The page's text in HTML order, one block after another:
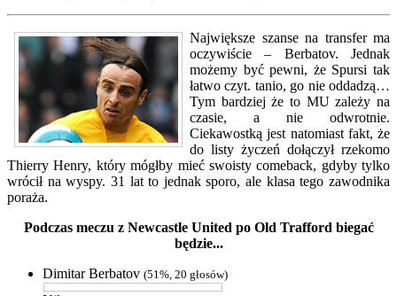
Największe szanse na transfer ma
oczywiście – Berbatov. Jednak
możemy być pewni, że Spursi tak
łatwo czyt. tanio, go nie oddadzą…
Tym bardziej że to MU zależy na
czasie, a nie odwrotnie.
Ciekawostką jest natomiast fakt, że
do listy życzeń dołączył rzekomo
Thierry Henry, który mógłby mieć swoisty comeback, gdyby tylko
wrócił na wyspy. 31 lat to jednak sporo, ale klasa tego zawodnika
poraża.
Podczas meczu z Newcastle United po Old Trafford biegać
będzie...
Dimitar Berbatov (51%, 20 głosów)